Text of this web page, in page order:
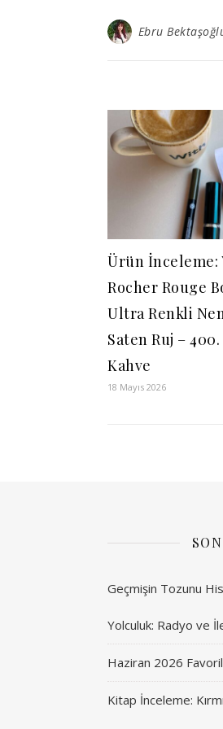
Ebru
Ürün İnceleme:
Rocher Rouge
Ultra Renkli
Saten Ruj –
Kahve
18 Mayıs 2026
Geçmişin Tozunu
Yolculuk: Radyo ve
Haziran 2026
Kitap İnceleme: